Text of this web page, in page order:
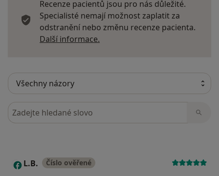
Recenze pacientů jsou pro nás důležité.
Specialisté nemají možnost zaplatit za
odstranění nebo změnu recenze pacienta.
Další informace.
Hledejte v názorech
L L.B. Číslo ověřené